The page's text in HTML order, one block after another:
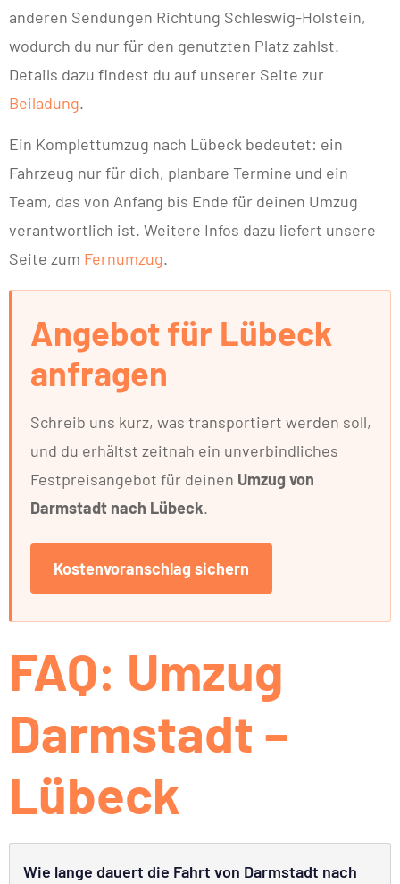
anderen Sendungen Richtung Schleswig-Holstein,
wodurch du nur für den genutzten Platz zahlst.
Details dazu findest du auf unserer Seite zur
Beiladung.
Ein Komplettumzug nach Lübeck bedeutet: ein
Fahrzeug nur für dich, planbare Termine und ein
Team, das von Anfang bis Ende für deinen Umzug
verantwortlich ist. Weitere Infos dazu liefert unsere
Seite zum Fernumzug.
Angebot für Lübeck
anfragen
Schreib uns kurz, was transportiert werden soll,
und du erhältst zeitnah ein unverbindliches
Festpreisangebot für deinen Umzug von
Darmstadt nach Lübeck.
Kostenvoranschlag sichern
FAQ: Umzug
Darmstadt –
Lübeck
Wie lange dauert die Fahrt von Darmstadt nach